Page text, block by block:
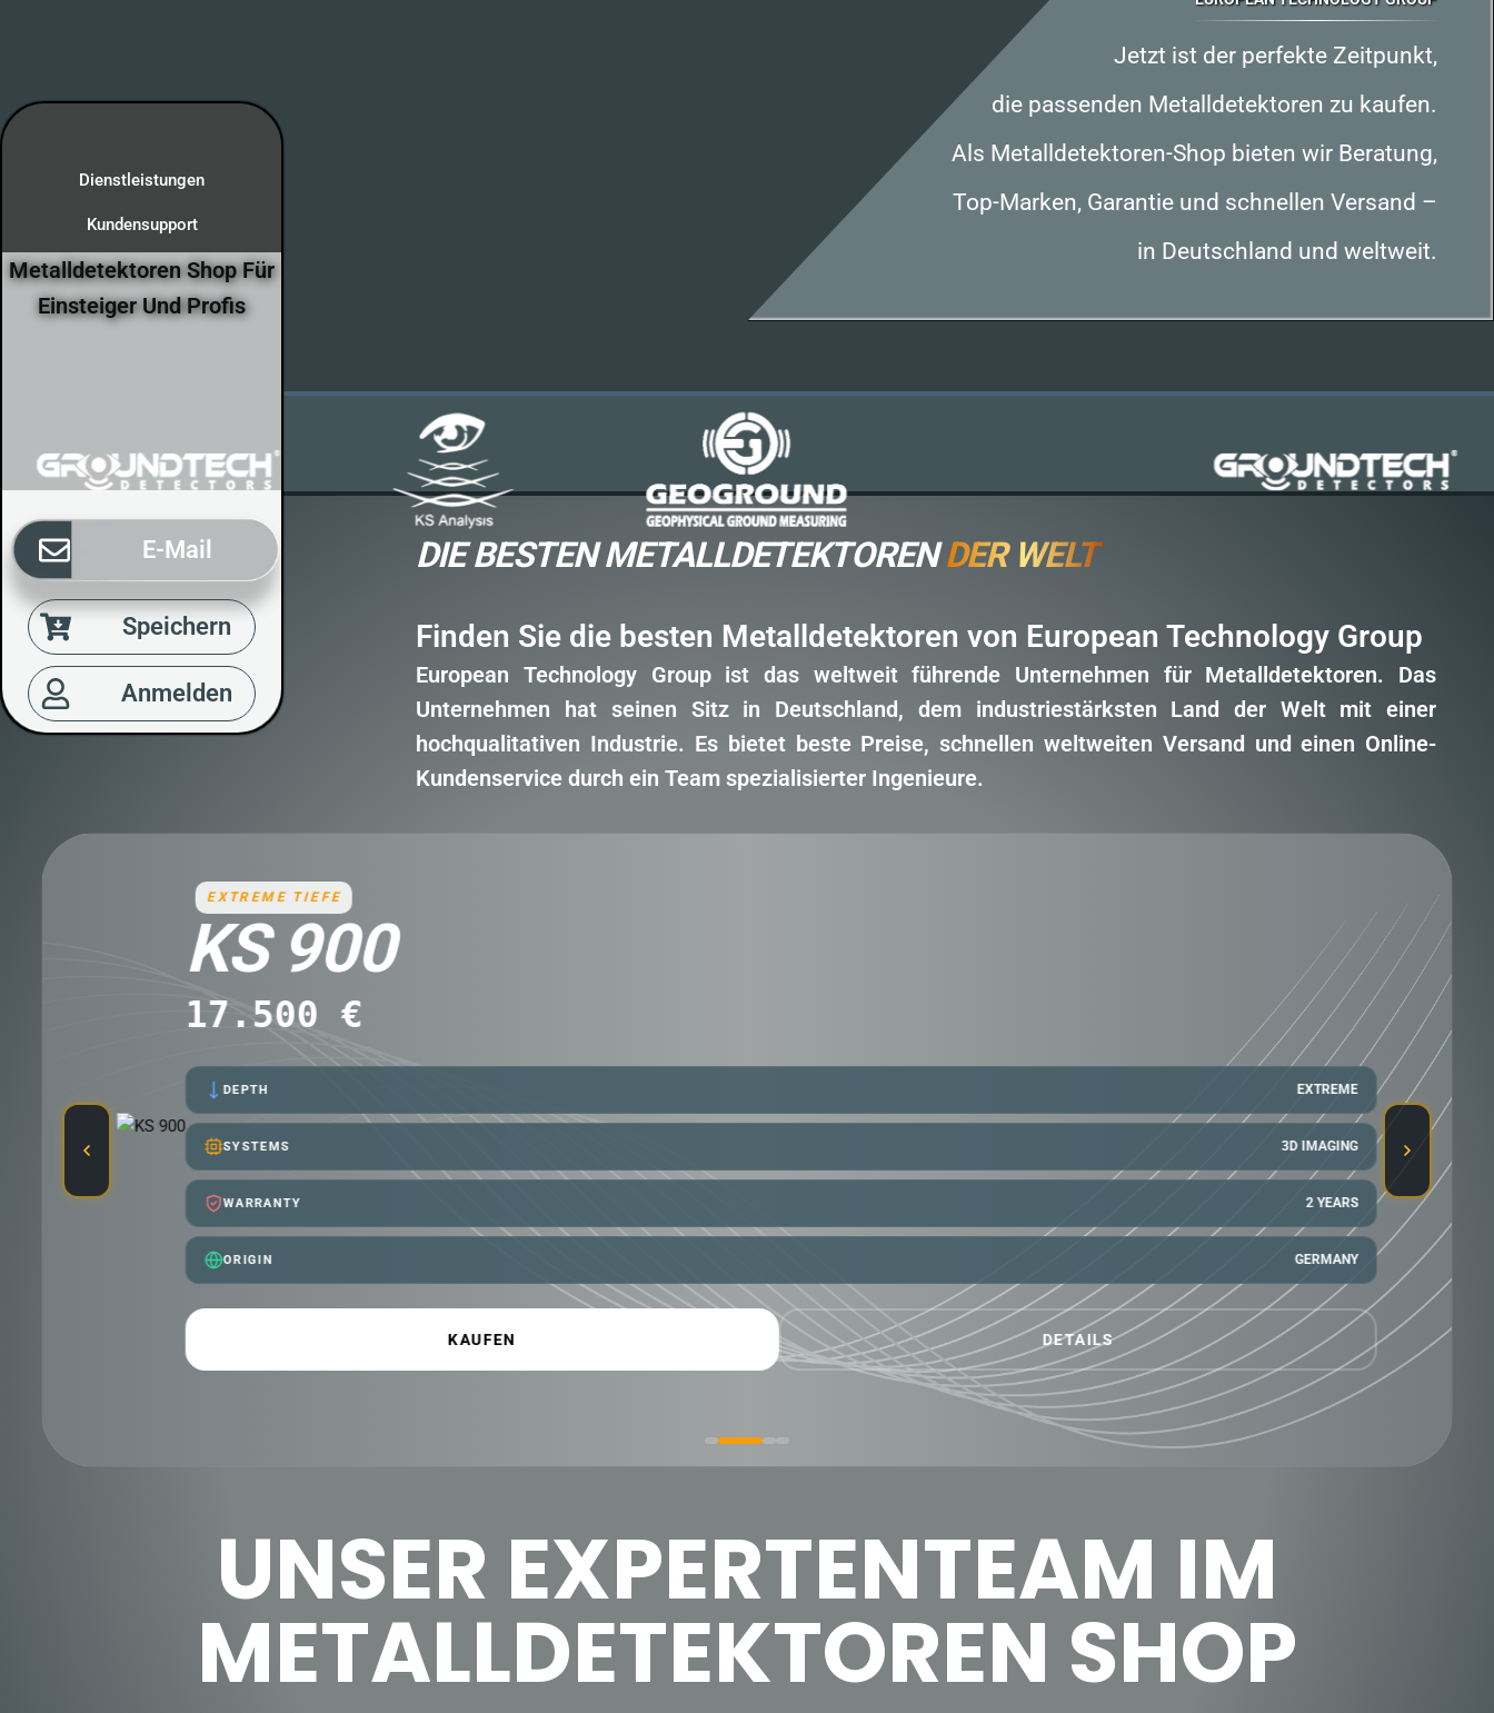
Jetzt ist der perfekte Zeitpunkt,
die passenden Metalldetektoren zu kaufen.
Als Metalldetektoren-Shop bieten wir Beratung,
Top-Marken, Garantie und schnellen Versand –
in Deutschland und weltweit.
Dienstleistungen
Kundensupport
Metalldetektoren Shop Für
Einsteiger Und Profis
E-Mail
Speichern
Anmelden
DIE BESTEN METALLDETEKTORENDER WELT
Finden Sie die besten Metalldetektoren von European Technology Group
European Technology Group ist das weltweit führende Unternehmen für Metalldetektoren. Das
Unternehmen hat seinen Sitz in Deutschland, dem industriestärksten Land der Welt mit einer
hochqualitativen Industrie. Es bietet beste Preise, schnellen weltweiten Versand und einen Online-
Kundenservice durch ein Team spezialisierter Ingenieure.
PROFESSIONELLE GOLDSUCHER.
GOLD LEGEND
2.999 €
DEPTH 40 METER
SYSTEMS 5 SYSTEMS
WARRANTY 3 YEARS
ORIGIN GERMANY
KAUFEN DETAILS
UNSER EXPERTENTEAM IM
METALLDETEKTOREN SHOP